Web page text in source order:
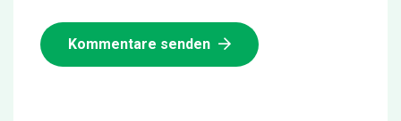
Kommentare senden